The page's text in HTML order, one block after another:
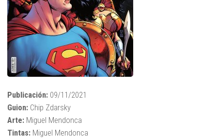
Publicación: 09/11/2021
Guion: Chip Zdarsky
Arte: Miguel Mendonca
Tintas: Miguel Mendonca